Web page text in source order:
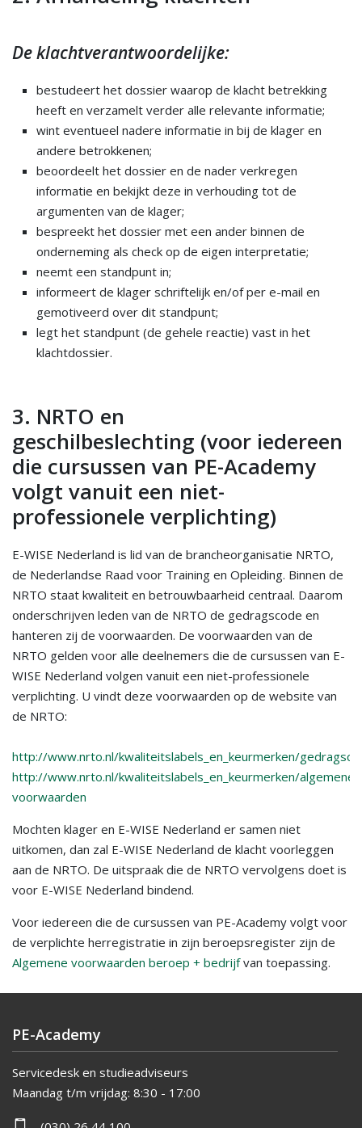
De klachtverantwoordelijke:
bestudeert het dossier waarop de klacht betrekking
heeft en verzamelt verder alle relevante informatie;
wint eventueel nadere informatie in bij de klager en
andere betrokkenen;
beoordeelt het dossier en de nader verkregen
informatie en bekijkt deze in verhouding tot de
argumenten van de klager;
bespreekt het dossier met een ander binnen de
onderneming als check op de eigen interpretatie;
neemt een standpunt in;
informeert de klager schriftelijk en/of per e-mail en
gemotiveerd over dit standpunt;
legt het standpunt (de gehele reactie) vast in het
klachtdossier.
3. NRTO en
geschilbeslechting (voor iedereen
die cursussen van PE-Academy
volgt vanuit een niet-
professionele verplichting)
E-WISE Nederland is lid van de brancheorganisatie NRTO,
de Nederlandse Raad voor Training en Opleiding. Binnen de
NRTO staat kwaliteit en betrouwbaarheid centraal. Daarom
onderschrijven leden van de NRTO de gedragscode en
hanteren zij de voorwaarden. De voorwaarden van de
NRTO gelden voor alle deelnemers die de cursussen van E-
WISE Nederland volgen vanuit een niet-professionele
verplichting. U vindt deze voorwaarden op de website van
de NRTO:
http://www.nrto.nl/kwaliteitslabels_en_keurmerken/
http://www.nrto.nl/kwaliteitslabels_en_keurmerken/algemene-
voorwaarden
Mochten klager en E-WISE Nederland er samen niet
uitkomen, dan zal E-WISE Nederland de klacht voorleggen
aan de NRTO. De uitspraak die de NRTO vervolgens doet is
voor E-WISE Nederland bindend.
Voor iedereen die de cursussen van PE-Academy volgt voor
de verplichte herregistratie in zijn beroepsregister zijn de
Algemene voorwaarden beroep + bedrijfvan toepassing.
PE-Academy
Servicedesk en studieadviseurs
Maandag t/m vrijdag: 8:30 - 17:00